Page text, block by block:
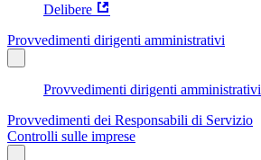
Delibere
Provvedimenti dirigenti amministrativi
Provvedimenti dirigenti amministrativi
Provvedimenti dei Responsabili di Servizio
Controlli sulle imprese